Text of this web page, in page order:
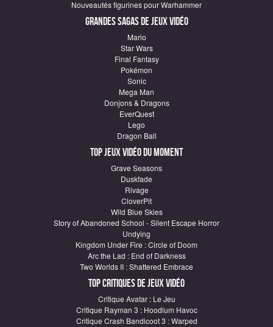
Nouveautés figurines pour Warhammer
Grandes sagas de Jeux vidéo
Mario
Star Wars
Final Fantasy
Pokémon
Sonic
Mega Man
Donjons & Dragons
EverQuest
Lego
Dragon Ball
Top Jeux vidéo du moment
Grave Seasons
Duskfade
Rivage
CloverPit
Wild Blue Skies
Story of Abandoned School - Silent Escape Horror
Undying
Kingdom Under Fire : Circle of Doom
Arc the Lad : End of Darkness
Two Worlds II : Shattered Embrace
Top critiques de Jeux vidéo
Critique Avatar : Le Jeu
Critique Rayman 3 : Hoodlum Havoc
Critique Crash Bandicoot 3 : Warped